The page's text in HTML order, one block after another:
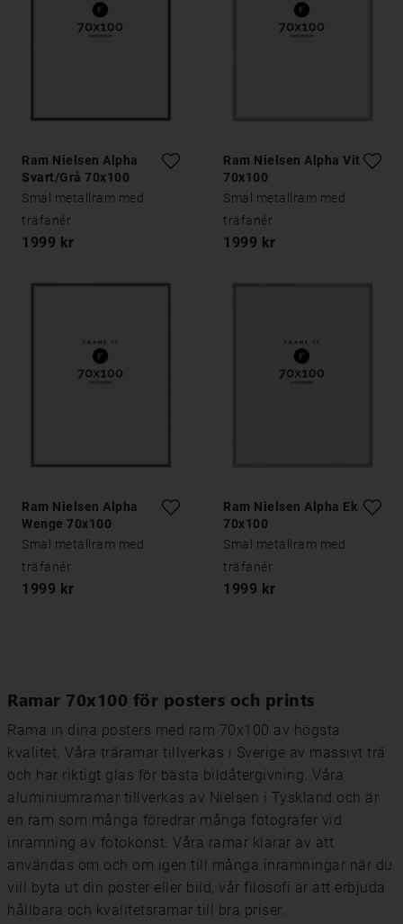
Ram Nielsen Alpha
Svart/Grå 70x100
Smal metallram med
träfanér
1999 kr
Ram Nielsen Alpha Vit Ek
70x100
Smal metallram med
träfanér
1999 kr
Ram Nielsen Alpha
Wenge 70x100
Smal metallram med
träfanér
1999 kr
Ram Nielsen Alpha Ek
70x100
Smal metallram med
träfanér
1999 kr
Ramar 70x100 för posters och prints
Rama in dina posters med ram 70x100 av högsta
kvalitet. Våra träramar tillverkas i Sverige av massivt trä
och har riktigt glas för bästa bildåtergivning. Våra
aluminiumramar tillverkas av Nielsen i Tyskland och är
en ram som många föredrar många fotografer vid
inramning av fotokonst. Våra ramar klarar av att
användas om och om igen till många inramningar när du
vill byta ut din poster eller bild, vår filosofi är att erbjuda
hållbara och kvalitetsramar till bra priser.